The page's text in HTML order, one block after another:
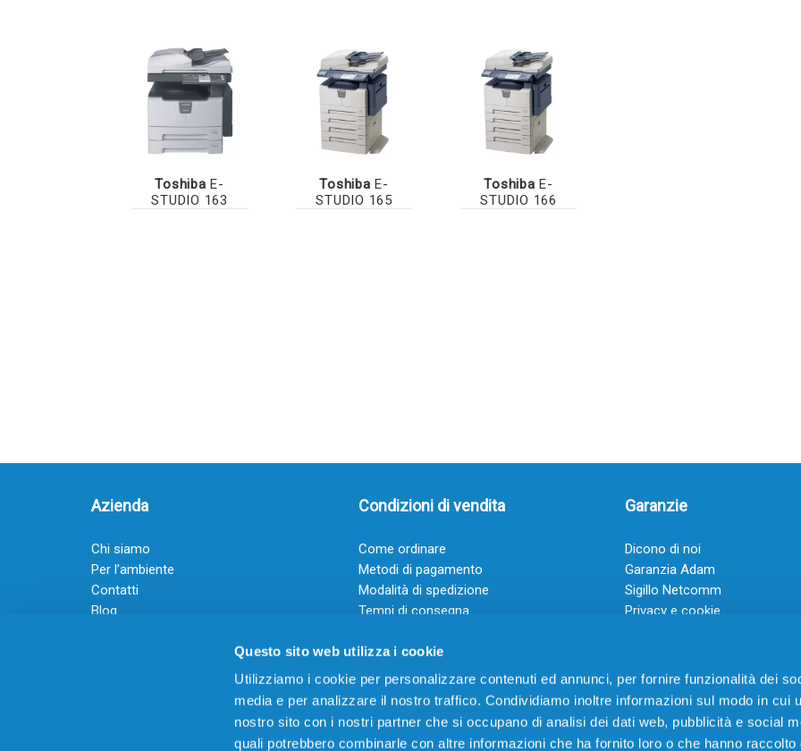
Questo sito web utilizza i cookie
Utilizziamo i cookie per personalizzare contenuti ed annunci, per fornire funzionalità dei
media e per analizzare il nostro traffico. Condividiamo inoltre informazioni sul modo in cui
nostro sito con i nostri partner che si occupano di analisi dei dati web, pubblicità e social
quali potrebbero combinarle con altre informazioni che ha fornito loro o che hanno raccolto
Toshiba E-
STUDIO 163
Toshiba E-
STUDIO 165
Toshiba E-
STUDIO 166
Azienda
Chi siamo
Per l’ambiente
Contatti
Blog
Guadagna con il Dropship
Condizioni di vendita
Come ordinare
Metodi di pagamento
Modalità di spedizione
Tempi di consegna
Garanzie
Dicono di noi
Garanzia Adam
Sigillo Netcomm
Privacy e cookie